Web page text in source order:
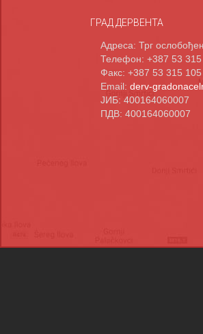
ГРАД ДЕРВЕНТА
Адреса: Трг
Телефон: +387 53 315
Факс: +387 53 315 105
Email: derv-
ЈИБ: 400164060007
ПДВ: 400164060007